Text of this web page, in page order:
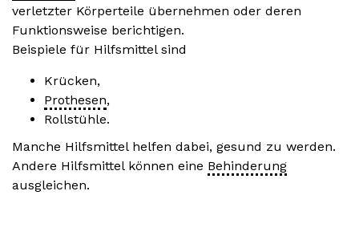
verletzter Körperteile übernehmen oder deren
Funktionsweise berichtigen.
Beispiele für Hilfsmittel sind
Krücken,
Prothesen,
Rollstühle.
Manche Hilfsmittel helfen dabei, gesund zu werden.
Andere Hilfsmittel können eine Behinderung
ausgleichen.